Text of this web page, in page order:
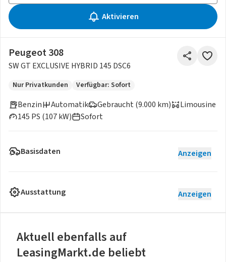
Aktivieren
Peugeot 308
SW GT EXCLUSIVE HYBRID 145 DSC6
Nur Privatkunden Verfügbar: Sofort
Benzin
Gebraucht (9.000 km)
145 PS (107 kW)
Automatik
Limousine
Sofort
Basisdaten Anzeigen
Ausstattung Anzeigen
Aktuell ebenfalls auf
LeasingMarkt.de beliebt